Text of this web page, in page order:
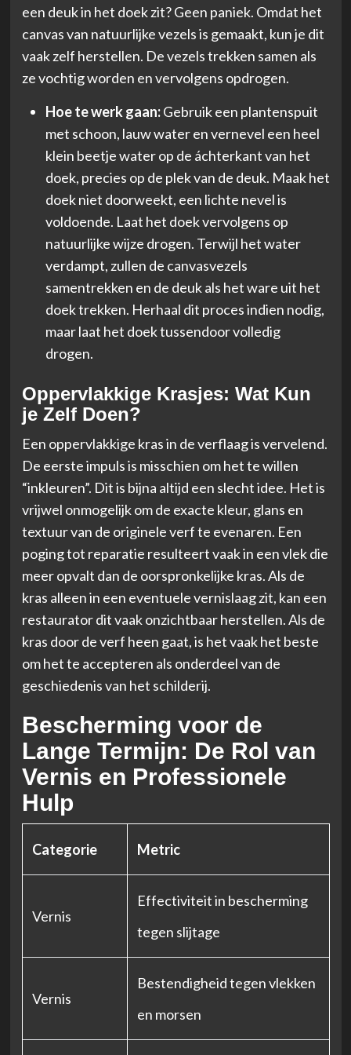
een deuk in het doek zit? Geen paniek. Omdat het
canvas van natuurlijke vezels is gemaakt, kun je dit
vaak zelf herstellen. De vezels trekken samen als
ze vochtig worden en vervolgens opdrogen.
Hoe te werk gaan:Gebruik een plantenspuit
met schoon, lauw water en vernevel een heel
klein beetje water op de áchterkant van het
doek, precies op de plek van de deuk. Maak het
doek niet doorweekt, een lichte nevel is
voldoende. Laat het doek vervolgens op
natuurlijke wijze drogen. Terwijl het water
verdampt, zullen de canvasvezels
samentrekken en de deuk als het ware uit het
doek trekken. Herhaal dit proces indien nodig,
maar laat het doek tussendoor volledig
drogen.
Oppervlakkige Krasjes: Wat Kun
je Zelf Doen?
Een oppervlakkige kras in de verflaag is vervelend.
De eerste impuls is misschien om het te willen
“inkleuren”. Dit is bijna altijd een slecht idee. Het is
vrijwel onmogelijk om de exacte kleur, glans en
textuur van de originele verf te evenaren. Een
poging tot reparatie resulteert vaak in een vlek die
meer opvalt dan de oorspronkelijke kras. Als de
kras alleen in een eventuele vernislaag zit, kan een
restaurator dit vaak onzichtbaar herstellen. Als de
kras door de verf heen gaat, is het vaak het beste
om het te accepteren als onderdeel van de
geschiedenis van het schilderij.
Bescherming voor de
Lange Termijn: De Rol van
Vernis en Professionele
Hulp
Categorie Metric
Vernis
Effectiviteit in bescherming
tegen slijtage
Vernis
Bestendigheid tegen vlekken
en morsen